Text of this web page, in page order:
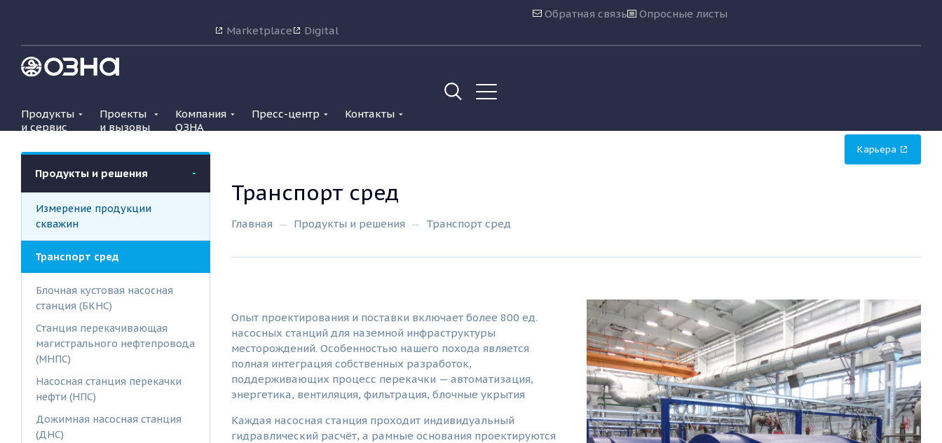
Обратная связь
Опросные листы
Marketplace
Digital
Продукты
и сервис
Проекты
и вызовы
Компания
ОЗНА
Пресс-центр Контакты
Карьера
Продукты и решения
Измерение продукции
скважин
Транспорт сред
Блочная кустовая насосная
станция (БКНС)
Станция перекачивающая
магистрального нефтепровода
(МНПС)
Насосная станция перекачки
нефти (НПС)
Дожимная насосная станция
(ДНС)
Транспорт сред
Главная Продукты и решения Транспорт сред
Опыт проектирования и поставки включает более 800 ед.
насосных станций для наземной инфраструктуры
месторождений. Особенностью нашего похода является
полная интеграция собственных разработок,
поддерживающих процесс перекачки — автоматизация,
энергетика, вентиляция, фильтрация, блочные укрытия
Каждая насосная станция проходит индивидуальный
гидравлический расчёт, а рамные основания проектируются